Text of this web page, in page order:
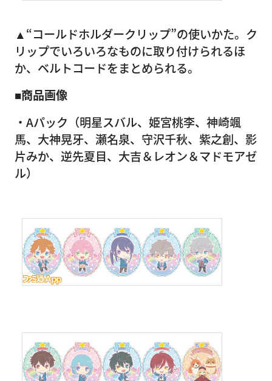
▲“コールドホルダークリップ”の使いかた。ク
リップでいろいろなものに取り付けられるほ
か、ベルトコードをまとめられる。
■商品画像
・Aパック（明星スバル、姫宮桃李、神崎颯
馬、大神晃牙、瀬名泉、守沢千秋、紫之創、影
片みか、逆先夏目、大吉＆レオン＆マドモアゼ
ル）